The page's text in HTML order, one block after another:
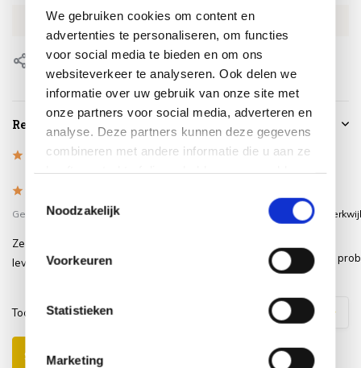
We gebruiken cookies om content en
advertenties te personaliseren, om functies
voor social media te bieden en om ons
websiteverkeer te analyseren. Ook delen we
informatie over uw gebruik van onze site met
onze partners voor social media, adverteren en
analyse. Deze partners kunnen deze gegevens
combineren met andere informatie die u aan ze
Noodzakelijk
Voorkeuren
Statistieken
Marketing
EAN 8717591776192
Delen
Reviews
4.9 / 5 Based on 9 reviews
Gepost door:Johanop 28 Juli 2024
Zeer goede kwaliteit, en correcte
levering
Gepost door:
André van
Gaan hem in het voorjaar
Toon -3van9reacties 2
Schrijf je eigen review